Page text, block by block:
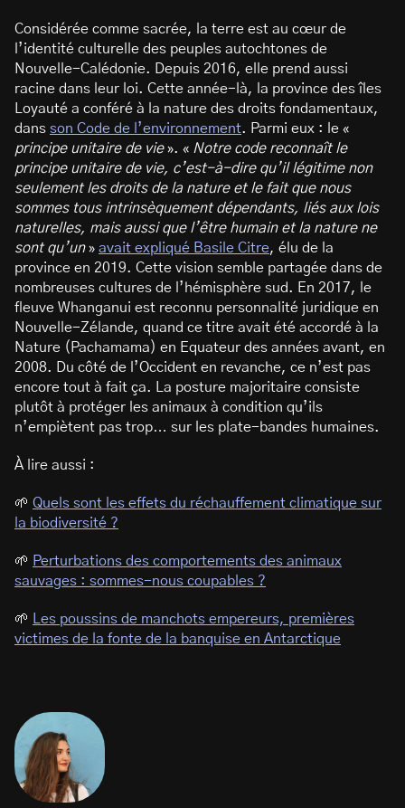
Considérée comme sacrée, la terre est au cœur de
l’identité culturelle des peuples autochtones de
Nouvelle-Calédonie. Depuis 2016, elle prend aussi
racine dans leur loi. Cette année-là, la province des îles
Loyauté a conféré à la nature des droits fondamentaux,
dans son Code de l’environnement. Parmi eux : le «
principe unitaire de vie». « Notre code reconnaît le
principe unitaire de vie, c’est-à-dire qu’il légitime non
seulement les droits de la nature et le fait que nous
sommes tous intrinsèquement dépendants, liés aux lois
naturelles, mais aussi que l’être humain et la nature ne
sont qu’un» avait expliqué Basile Citre, élu de la
province en 2019. Cette vision semble partagée dans de
nombreuses cultures de l’hémisphère sud. En 2017, le
fleuve Whanganui est reconnu personnalité juridique en
Nouvelle-Zélande, quand ce titre avait été accordé à la
Nature (Pachamama) en Equateur des années avant, en
2008. Du côté de l’Occident en revanche, ce n’est pas
encore tout à fait ça. La posture majoritaire consiste
plutôt à protéger les animaux à condition qu’ils
n’empiètent pas trop… sur les plate-bandes humaines.
À lire aussi :
🌱 Quels sont les effets du réchauffement climatique sur
la biodiversité ?
🌱 Perturbations des comportements des animaux
sauvages : sommes-nous coupables ?
🌱
Les poussins de manchots empereurs, premières
victimes de la fonte de la banquise en Antarctique